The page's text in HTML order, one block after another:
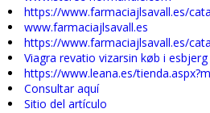
https://www.farmaciajlsavall.es/
www.farmaciajlsavall.es
https://www.farmaciajlsavall.es/
Viagra revatio vizarsin køb i esbjerg
https://www.leana.es/
Consultar aquí
Sitio del artículo